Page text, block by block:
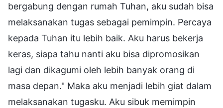
bergabung dengan rumah Tuhan, aku sudah bisa
melaksanakan tugas sebagai pemimpin. Percaya
kepada Tuhan itu lebih baik. Aku harus bekerja
keras, siapa tahu nanti aku bisa dipromosikan
lagi dan dikagumi oleh lebih banyak orang di
masa depan." Maka aku menjadi lebih giat dalam
melaksanakan tugasku. Aku sibuk memimpin